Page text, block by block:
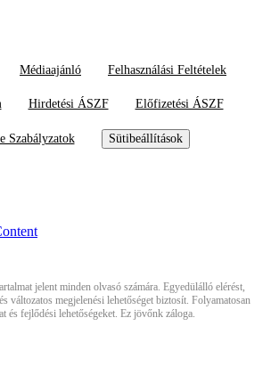
Médiaajánló Felhasználási Feltételek
Hirdetési ÁSZF Előfizetési ÁSZF
Szabályzatok Sütibeállítások
jelent minden olvasó számára. Egyedülálló elérést,
változatos megjelenési lehetőséget biztosít. Folyamatosan
és fejlődési lehetőségeket. Ez jövőnk záloga.